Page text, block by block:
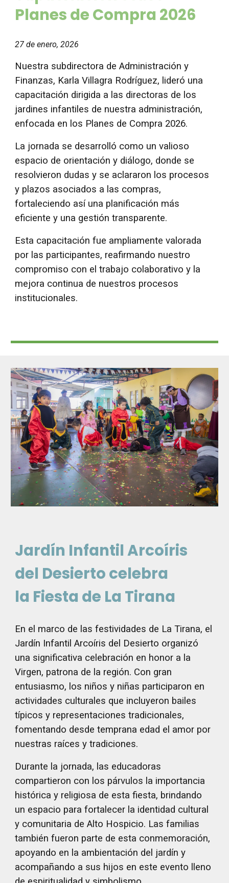
Planes de Compra 2026
27 de enero, 2026
Nuestra subdirectora de Administración y
Finanzas, Karla Villagra Rodríguez, lideró una
capacitación dirigida a las directoras de los
jardines infantiles de nuestra administración,
enfocada en los Planes de Compra 2026.
La jornada se desarrolló como un valioso
espacio de orientación y diálogo, donde se
resolvieron dudas y se aclararon los procesos
y plazos asociados a las compras,
fortaleciendo así una planificación más
eficiente y una gestión transparente.
Esta capacitación fue ampliamente valorada
por las participantes, reafirmando nuestro
compromiso con el trabajo colaborativo y la
mejora continua de nuestros procesos
institucionales.
Jardín Infantil Arcoíris
del Desierto celebra
la Fiesta de La Tirana
En el marco de las festividades de La Tirana, el
Jardín Infantil Arcoíris del Desierto organizó
una significativa celebración en honor a la
Virgen, patrona de la región. Con gran
entusiasmo, los niños y niñas participaron en
actividades culturales que incluyeron bailes
típicos y representaciones tradicionales,
fomentando desde temprana edad el amor por
nuestras raíces y tradiciones.
Durante la jornada, las educadoras
compartieron con los párvulos la importancia
histórica y religiosa de esta fiesta, brindando
un espacio para fortalecer la identidad cultural
y comunitaria de Alto Hospicio. Las familias
también fueron parte de esta conmemoración,
apoyando en la ambientación del jardín y
acompañando a sus hijos en este evento lleno